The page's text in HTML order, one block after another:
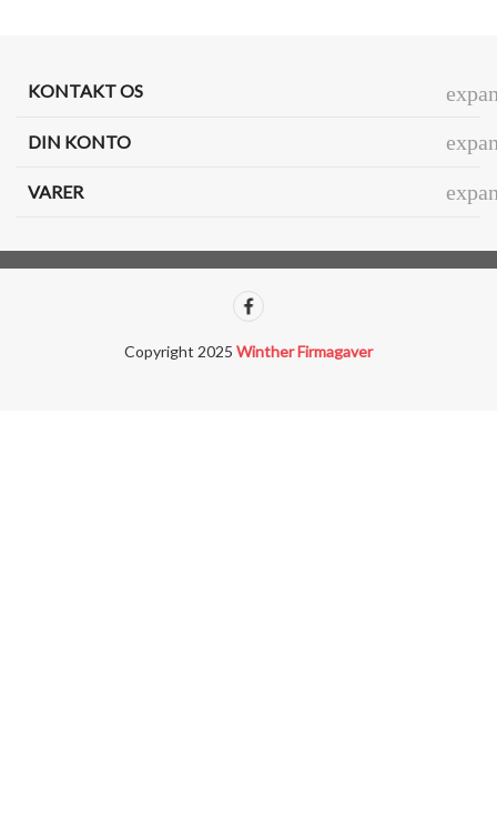
KONTAKT OS
DIN KONTO
VARER
Copyright 2025 Winther Firmagaver